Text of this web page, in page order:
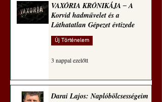
VAXÓRIA KRÓNIKÁJA ‒ A
Korvid hadművelet és a
Láthatatlan Gépezet évtizede
Új Történelem
3 nappal ezelőtt
Darai Lajos: Naplóbölcsességeim